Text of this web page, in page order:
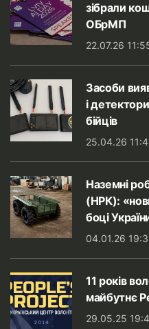
зібрали
ОБрМП
22.07.26
Засоби
і
бійців
25.04.26
Наземні
(НРК):
боці
04.01.26
11 років
майбутнє
29.05.25